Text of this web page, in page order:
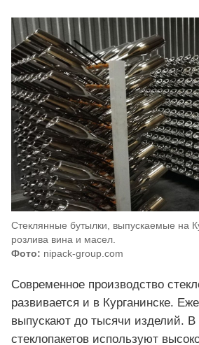
Стеклянные бутылки, выпускаемые на
розлива вина и масел.
Фото: nipack-group.com
Современное производство
развивается и в Курганинске.
выпускают до тысячи изделий. В
стеклопакетов используют